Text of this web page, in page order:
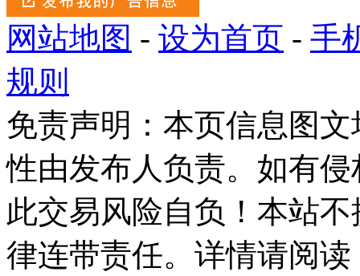
网站地图 - 设为首页 - 手
规则
免责声明：本页信息图
性由发布人负责。如有
此交易风险自负！本站
律连带责任。详情请阅读